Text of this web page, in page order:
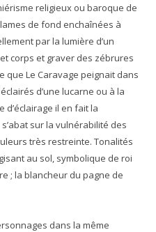
religieux ou baroque de
de fond enchaînées à
par la lumière d’un
corps et graver des zébrures
que Le Caravage peignait dans
d’une lucarne ou à la
d’éclairage il en fait la
sur la vulnérabilité des
très restreinte. Tonalités
au sol, symbolique de roi
; la blancheur du pagne de
dans la même